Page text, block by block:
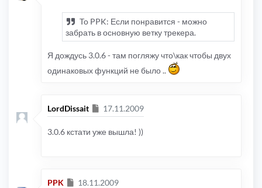
To PPK: Если понравится - можно
забрать в основную ветку трекера.
Я дождусь 3.0.6 - там погляжу что\как чтобы двух
одинаковых функций не было ..
LordDissait Сообщение
17.11.2009
3.0.6 кстати уже вышла! ))
PPK Сообщение
18.11.2009